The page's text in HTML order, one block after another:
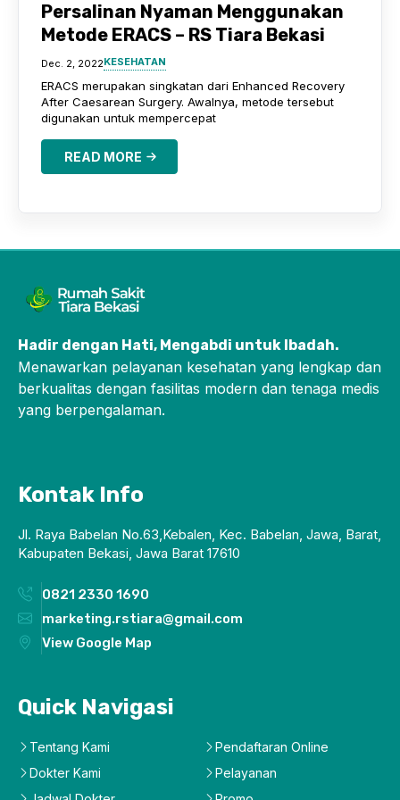
Persalinan Nyaman Menggunakan
Metode ERACS – RS Tiara Bekasi
Dec. 2, 2022KESEHATAN
ERACS merupakan singkatan dari Enhanced Recovery
After Caesarean Surgery. Awalnya, metode tersebut
digunakan untuk mempercepat
READ MORE
Hadir dengan Hati, Mengabdi untuk Ibadah.
Menawarkan pelayanan kesehatan yang lengkap dan
berkualitas dengan fasilitas modern dan tenaga medis
yang berpengalaman.
Kontak Info
Jl. Raya Babelan No.63,Kebalen, Kec. Babelan, Jawa, Barat,
Kabupaten Bekasi, Jawa Barat 17610
0821 2330 1690
marketing.rstiara@gmail.com
View Google Map
Quick Navigasi
Tentang Kami
Pendaftaran Online
Dokter Kami
Pelayanan